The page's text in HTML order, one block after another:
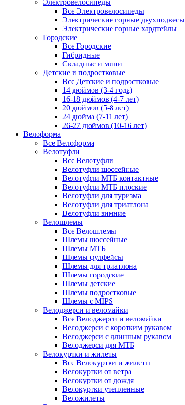
Электровелосипеды
Все Электровелосипеды
Электрические горные двухподвесы
Электрические горные хардтейлы
Городские
Все Городские
Гибридные
Складные и мини
Детские и подростковые
Все Детские и подростковые
14 дюймов (3-4 года)
16-18 дюймов (4-7 лет)
20 дюймов (5-8 лет)
24 дюйма (7-11 лет)
26-27 дюймов (10-16 лет)
Велоформа
Все Велоформа
Велотуфли
Все Велотуфли
Велотуфли шоссейные
Велотуфли МТБ контактные
Велотуфли МТБ плоские
Велотуфли для туризма
Велотуфли для триатлона
Велотуфли зимние
Велошлемы
Все Велошлемы
Шлемы шоссейные
Шлемы МТБ
Шлемы фулфейсы
Шлемы для триатлона
Шлемы городские
Шлемы детские
Шлемы подростковые
Шлемы с MIPS
Велоджерси и веломайки
Все Велоджерси и веломайки
Велоджерси с коротким рукавом
Велоджерси с длинным рукавом
Велоджерси для МТБ
Велокуртки и жилеты
Все Велокуртки и жилеты
Велокуртки от ветра
Велокуртки от дождя
Велокуртки утепленные
Веложилеты